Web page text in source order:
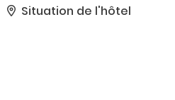
privative ainsi que d'un accès à la
Situation de l'hôtel